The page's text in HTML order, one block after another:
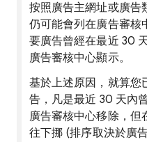
按照廣告主網址或廣告
仍可能會列在廣告審核
要廣告曾經在最近 30
廣告審核中心顯示。
基於上述原因，就算您
告，凡是最近 30 天內
廣告審核中心移除，但
往下挪 (排序取決於廣